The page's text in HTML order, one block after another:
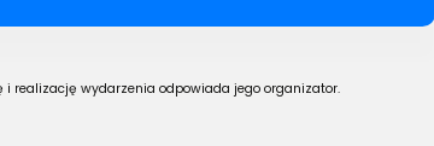
realizację wydarzenia odpowiada jego organizator.